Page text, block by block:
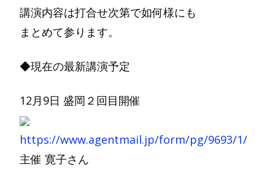
講演内容は打合せ次第で如何様にも
まとめて参ります。
◆現在の最新講演予定
12月9日 盛岡２回目開催
https://www.agentmail.jp/form/pg/9693/1/
主催 寛子さん